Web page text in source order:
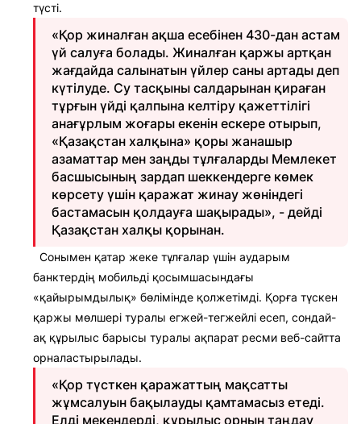
түсті.
«Қор жиналған ақша есебінен 430-дан астам
үй салуға болады. Жиналған қаржы артқан
жағдайда салынатын үйлер саны артады деп
күтілуде. Су тасқыны салдарынан қираған
тұрғын үйді қалпына келтіру қажеттілігі
анағұрлым жоғары екенін ескере отырып,
«Қазақстан халқына» қоры жанашыр
азаматтар мен заңды тұлғаларды Мемлекет
басшысының зардап шеккендерге көмек
көрсету үшін қаражат жинау жөніндегі
бастамасын қолдауға шақырады», - дейді
Қазақстан халқы қорынан.
Сонымен қатар жеке тұлғалар үшін аударым
банктердің мобильді қосымшасындағы
«қайырымдылық» бөлімінде қолжетімді. Қорға түскен
қаржы мөлшері туралы егжей-тегжейлі есеп, сондай-
ақ құрылыс барысы туралы ақпарат ресми веб-сайтта
орналастырылады.
«Қор түсткен қаражаттың мақсатты
жұмсалуын бақылауды қамтамасыз етеді.
Елді мекендерді, құрылыс орнын таңдау